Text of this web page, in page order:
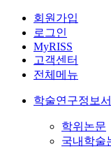
회원가입
로그인
MyRISS
고객센터
전체메뉴
학술연구정보
학위논문
국내학술